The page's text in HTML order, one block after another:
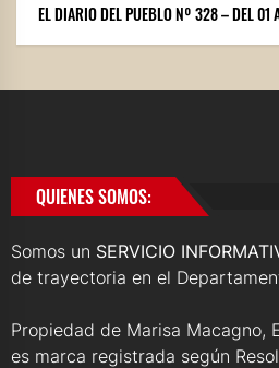
EL DIARIO DEL PUEBLO Nº 328 – DEL 01
QUIENES SOMOS:
Somos un SERVICIO
de trayectoria en el
Propiedad de Marisa Macagno,
es marca registrada según